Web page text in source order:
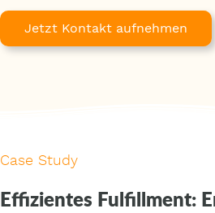
Jetzt Kontakt aufnehmen
Case Study
Effizientes Fulfillment: